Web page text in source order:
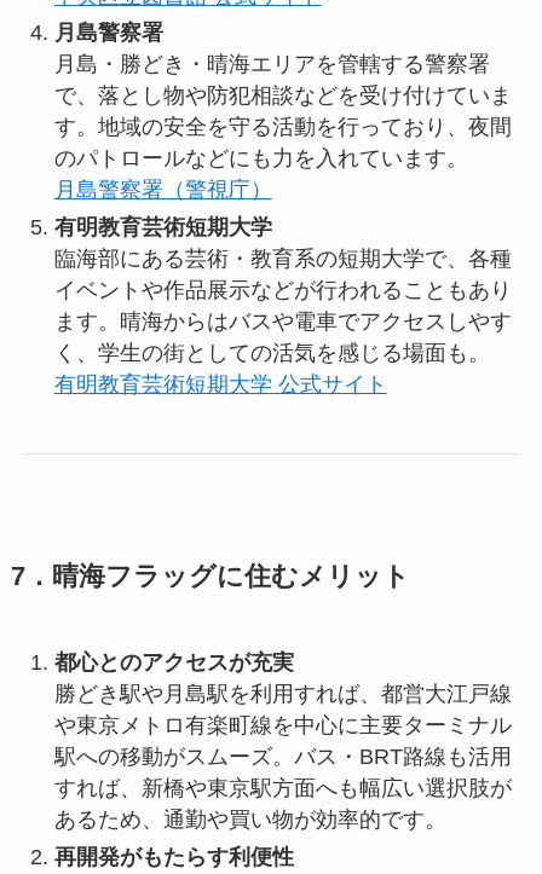
月島警察署
月島・勝どき・晴海エリアを管轄する警察署
で、落とし物や防犯相談などを受け付けていま
す。地域の安全を守る活動を行っており、夜間
のパトロールなどにも力を入れています。
月島警察署（警視庁）
有明教育芸術短期大学
臨海部にある芸術・教育系の短期大学で、各種
イベントや作品展示などが行われることもあり
ます。晴海からはバスや電車でアクセスしやす
く、学生の街としての活気を感じる場面も。
有明教育芸術短期大学 公式サイト
7．晴海フラッグに住むメリット
都心とのアクセスが充実
勝どき駅や月島駅を利用すれば、都営大江戸線
や東京メトロ有楽町線を中心に主要ターミナル
駅への移動がスムーズ。バス・BRT路線も活用
すれば、新橋や東京駅方面へも幅広い選択肢が
あるため、通勤や買い物が効率的です。
再開発がもたらす利便性